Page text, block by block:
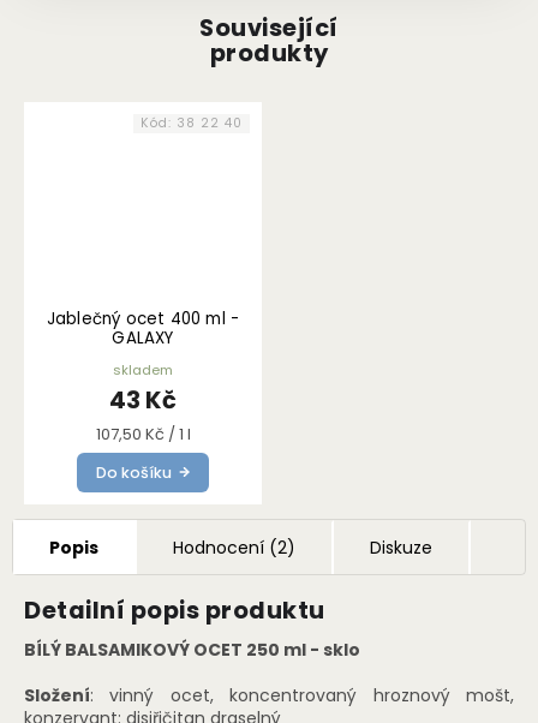
Související
produkty
Jablečný ocet 400 ml -
GALAXY
skladem
43 Kč
Měrná
cena:
107,50 Kč / 1 l
Do košíku
Kód: 38 22 40
Popis Hodnocení (2) Diskuze
Detailní popis produktu
BÍLÝ BALSAMIKOVÝ OCET 250 ml - sklo
Složení: vinný ocet, koncentrovaný hroznový mošt,